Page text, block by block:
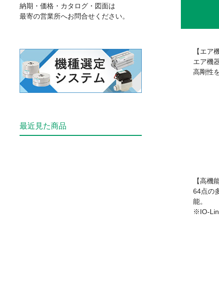
【エア
エア機
高剛性
【高機
64点の
能。
※IO-
納期・価格・カタログ・図面は
最寄の営業所へお問合せください。
最近見た商品